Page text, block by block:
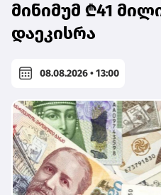
მინიმუმ ₾41
დაეკისრა
08.08.2026 • 13:00